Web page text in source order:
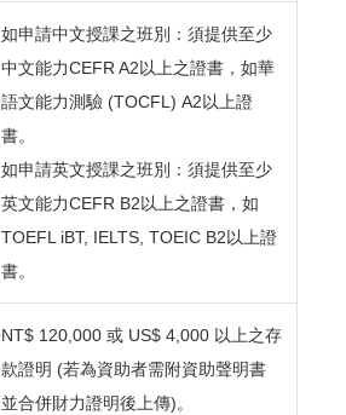
如申請中文授課之班別：須提供至少
中文能力CEFR A2以上之證書，如華
語文能力測驗 (TOCFL) A2以上證
書。
如申請英文授課之班別：須提供至少
英文能力CEFR B2以上之證書，如
TOEFL iBT, IELTS, TOEIC B2以上證
書。
NT$ 120,000 或 US$ 4,000 以上之存
款證明 (若為資助者需附資助聲明書
並合併財力證明後上傳)。